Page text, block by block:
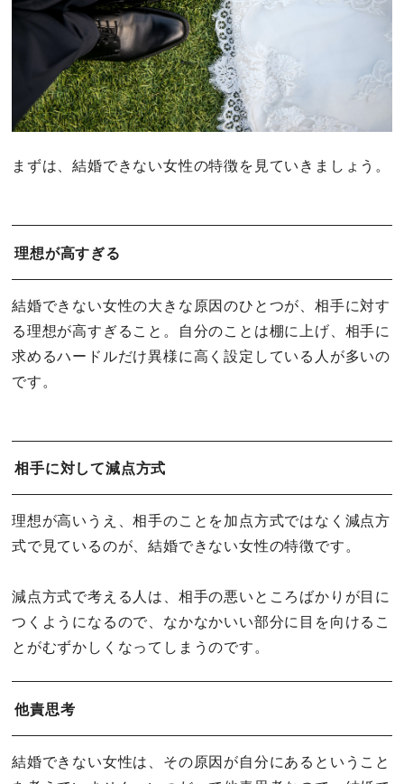
まずは、結婚できない女性の特徴を見ていきましょう。
理想が高すぎる
結婚できない女性の大きな原因のひとつが、相手に対す
る理想が高すぎること。自分のことは棚に上げ、相手に
求めるハードルだけ異様に高く設定している人が多いの
です。
相手に対して減点方式
理想が高いうえ、相手のことを加点方式ではなく減点方
式で見ているのが、結婚できない女性の特徴です。
減点方式で考える人は、相手の悪いところばかりが目に
つくようになるので、なかなかいい部分に目を向けるこ
とがむずかしくなってしまうのです。
他責思考
結婚できない女性は、その原因が自分にあるということ